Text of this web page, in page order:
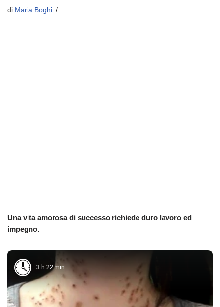
di Maria Boghi
Una vita amorosa di successo richiede duro lavoro ed
impegno.
3 h 22 min